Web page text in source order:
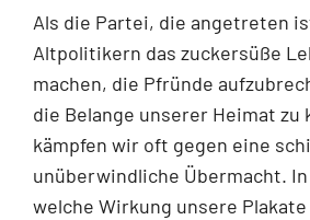
Als die Partei, die angetreten
Altpolitikern das zuckersüße
machen, die Pfründe
die Belange unserer Heimat zu
kämpfen wir oft gegen eine
unüberwindliche Übermacht.
welche Wirkung unsere Plakate